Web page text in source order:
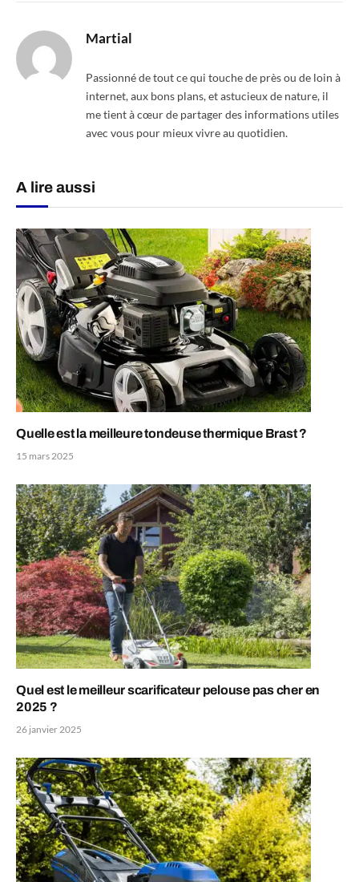
Martial
Passionné de tout ce qui touche de près ou de loin à
internet, aux bons plans, et astucieux de nature, il
me tient à cœur de partager des informations utiles
avec vous pour mieux vivre au quotidien.
A lire aussi
Quelle est la meilleure tondeuse thermique Brast ?
15 mars 2025
Quel est le meilleur scarificateur pelouse pas cher en
2025 ?
26 janvier 2025